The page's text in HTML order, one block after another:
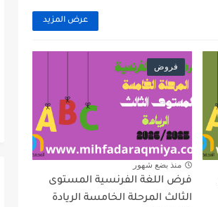
عرض المزيد
فروض
منذ بضع شهور
فرض اللغة الفرنسية المستوى
الثالث المرحلة الخامسة الريادة